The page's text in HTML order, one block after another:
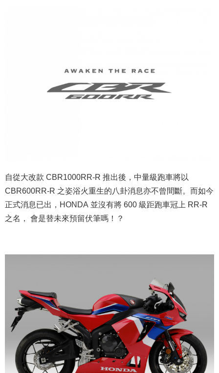
自從大改款 CBR1000RR-R 推出後，中量級跑車將以
CBR600RR-R 之姿浴火重生的八卦消息亦不曾間斷。而如今
正式消息已出，HONDA 並沒有將 600 級距跑車冠上 RR-R
之名， 會是替未來預留伏筆嗎！？